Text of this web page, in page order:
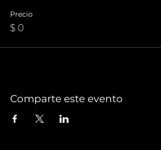
Precio
$ 0
Comparte este evento